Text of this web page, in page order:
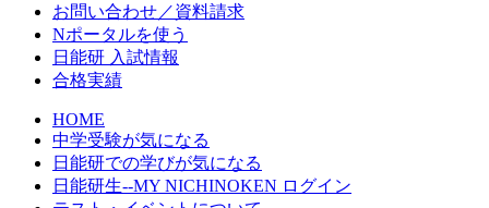
お問い合わせ／資料請求
Nポータルを使う
日能研 入試情報
合格実績
HOME
中学受験が気になる
日能研での学びが気になる
日能研生--MY NICHINOKEN ログイン